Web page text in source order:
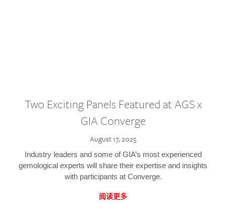
Two Exciting Panels Featured at AGS x
GIA Converge
August 17, 2025
Industry leaders and some of GIA’s most experienced
gemological experts will share their expertise and insights
with participants at Converge.
阅读更多